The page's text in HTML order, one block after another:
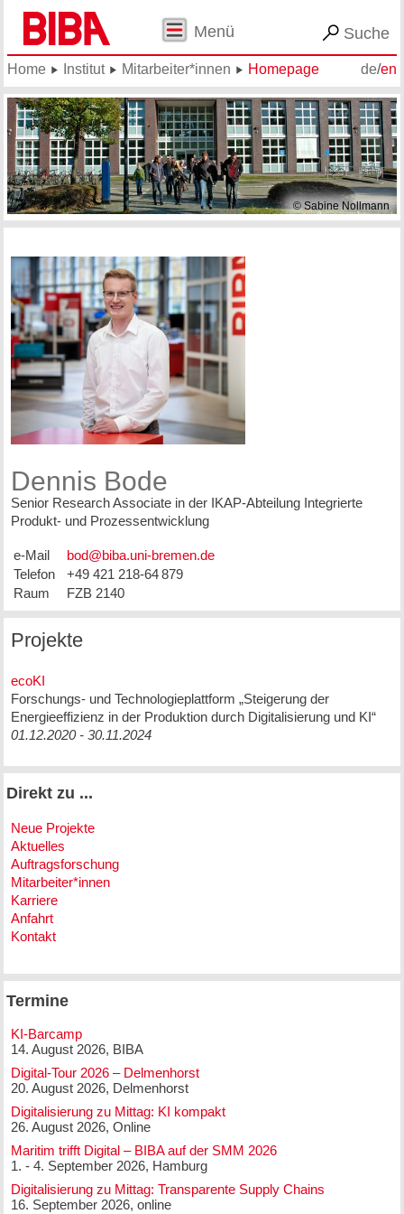
Menü Suche
de/en
Home Institut Mitarbeiter*innen Homepage
© Sabine Nollmann
Dennis Bode
Senior Research Associate in der IKAP-Abteilung Integrierte
Produkt- und Prozessentwicklung
e-Mail
Telefon
+49 421 218-64 879
Raum
FZB 2140
Projekte
ecoKI
Forschungs- und Technologieplattform „Steigerung der
Energieeffizienz in der Produktion durch Digitalisierung und KI“
01.12.2020 - 30.11.2024
Direkt zu ...
Neue Projekte
Aktuelles
Auftragsforschung
Mitarbeiter*innen
Karriere
Anfahrt
Kontakt
Termine
KI-Barcamp
14. August 2026, BIBA
Digital-Tour 2026 – Delmenhorst
20. August 2026, Delmenhorst
Digitalisierung zu Mittag: KI kompakt
26. August 2026, Online
Maritim trifft Digital – BIBA auf der SMM 2026
1. - 4. September 2026, Hamburg
Digitalisierung zu Mittag: Transparente Supply Chains
16. September 2026, online